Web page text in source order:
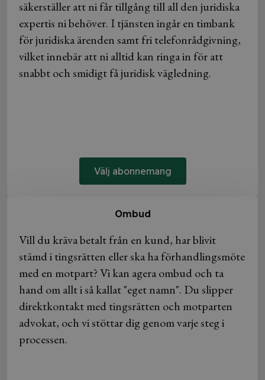
säkerställer att ni får tillgång till all den juridiska
expertis ni behöver. I tjänsten ingår en timbank
för juridiska ärenden samt fri telefonrådgivning,
vilket innebär att ni alltid kan ringa in för att
snabbt och smidigt få juridisk vägledning.
Välj abonnemang
Ombud
Vill du kräva betalt från en kund, har blivit
stämd i tingsrätten eller ska ha förhandlingsmöte
med en motpart? Vi kan agera ombud och ta
hand om allt i så kallat "eget namn". Du slipper
direktkontakt med tingsrätten och motparten
advokat, och vi stöttar dig genom varje steg i
processen.